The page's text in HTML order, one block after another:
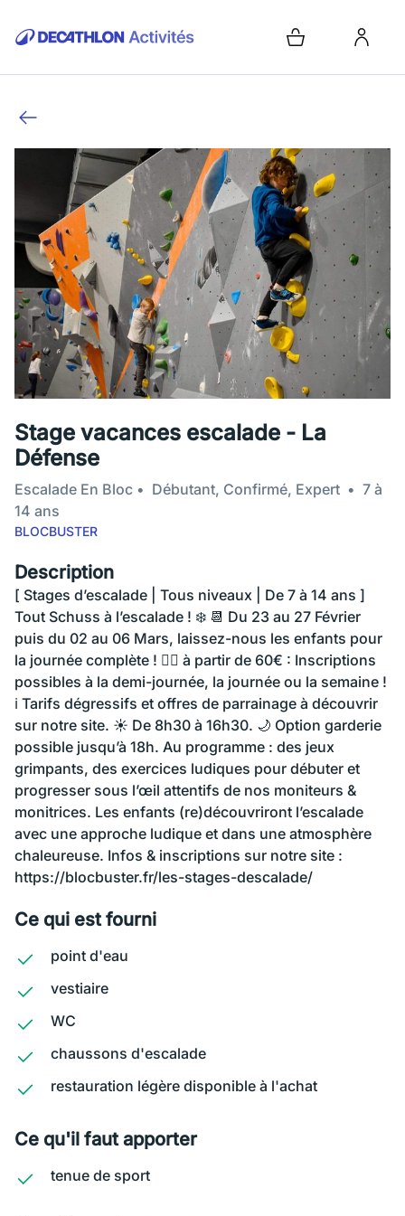
Stage vacances escalade - La
Défense
Escalade En Bloc Débutant, Confirmé, Expert
7 à
14 ans
BLOCBUSTER
Description
[ Stages d’escalade | Tous niveaux | De 7 à 14 ans ]
Tout Schuss à l’escalade ! ❄️ 📆 Du 23 au 27 Février
puis du 02 au 06 Mars, laissez-nous les enfants pour
la journée complète ! 👉🏼 à partir de 60€ : Inscriptions
possibles à la demi-journée, la journée ou la semaine !
ℹ️ Tarifs dégressifs et offres de parrainage à découvrir
sur notre site. ☀️ De 8h30 à 16h30. 🌙 Option garderie
possible jusqu’à 18h. Au programme : des jeux
grimpants, des exercices ludiques pour débuter et
progresser sous l’œil attentifs de nos moniteurs &
monitrices. Les enfants (re)découvriront l’escalade
avec une approche ludique et dans une atmosphère
chaleureuse. Infos & inscriptions sur notre site :
https://blocbuster.fr/les-stages-descalade/
Ce qui est fourni
point d'eau
vestiaire
WC
chaussons d'escalade
restauration légère disponible à l'achat
Ce qu'il faut apporter
tenue de sport